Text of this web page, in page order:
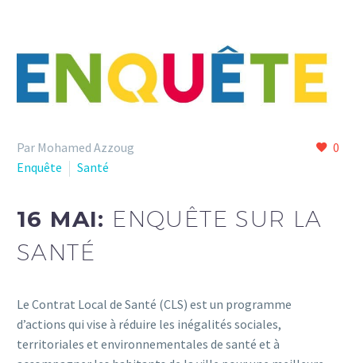
0
Par Mohamed Azzoug
Enquête
Santé
16 MAI: ENQUÊTE SUR LA
SANTÉ
Le Contrat Local de Santé (CLS) est un programme
d’actions qui vise à réduire les inégalités sociales,
territoriales et environnementales de santé et à